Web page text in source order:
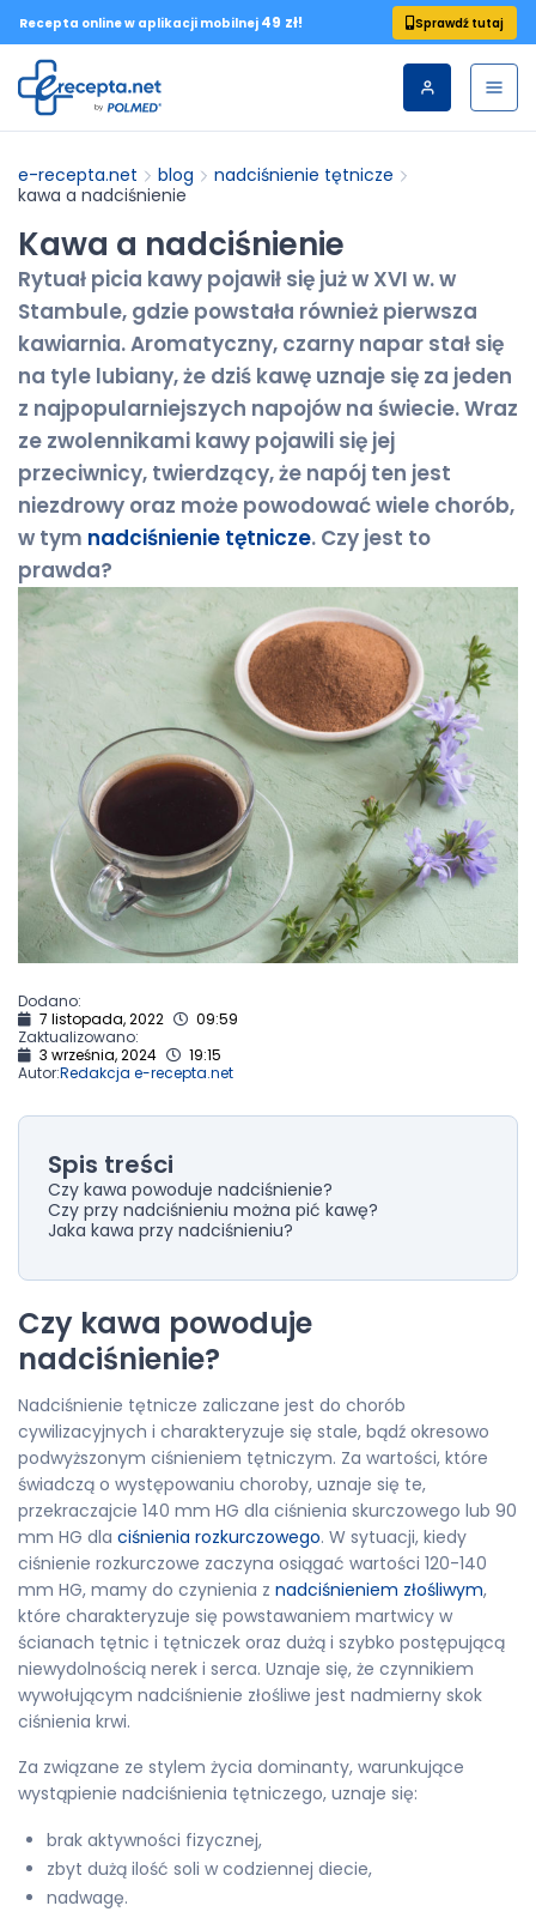
Recepta online w aplikacji mobilnej 49 zł! Sprawdź tutaj
e-recepta.net blog
nadciśnienie tętnicze
kawa a nadciśnienie
Kawa a nadciśnienie
Rytuał picia kawy pojawił się już w XVI w. w
Stambule, gdzie powstała również pierwsza
kawiarnia. Aromatyczny, czarny napar stał się
na tyle lubiany, że dziś kawę uznaje się za jeden
z najpopularniejszych napojów na świecie. Wraz
ze zwolennikami kawy pojawili się jej
przeciwnicy, twierdzący, że napój ten jest
niezdrowy oraz może powodować wiele chorób,
w tym nadciśnienie tętnicze. Czy jest to
prawda?
Dodano:
7 listopada, 2022
09:59
Zaktualizowano:
3 września, 2024
19:15
Autor:Redakcja e-recepta.net
Spis treści
Czy kawa powoduje nadciśnienie?
Czy przy nadciśnieniu można pić kawę?
Jaka kawa przy nadciśnieniu?
Czy kawa powoduje
nadciśnienie?
Nadciśnienie tętnicze zaliczane jest do chorób
cywilizacyjnych i charakteryzuje się stale, bądź okresowo
podwyższonym ciśnieniem tętniczym. Za wartości, które
świadczą o występowaniu choroby, uznaje się te,
przekraczajcie 140 mm HG dla ciśnienia skurczowego lub 90
mm HG dla ciśnienia rozkurczowego. W sytuacji, kiedy
ciśnienie rozkurczowe zaczyna osiągać wartości 120-140
mm HG, mamy do czynienia z nadciśnieniem złośliwym,
które charakteryzuje się powstawaniem martwicy w
ścianach tętnic i tętniczek oraz dużą i szybko postępującą
niewydolnością nerek i serca. Uznaje się, że czynnikiem
wywołującym nadciśnienie złośliwe jest nadmierny skok
ciśnienia krwi.
Za związane ze stylem życia dominanty, warunkujące
wystąpienie nadciśnienia tętniczego, uznaje się:
brak aktywności fizycznej,
zbyt dużą ilość soli w codziennej diecie,
nadwagę.